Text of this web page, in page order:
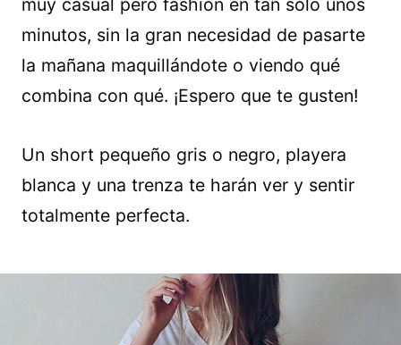
muy casual pero fashion en tan sólo unos
minutos, sin la gran necesidad de pasarte
la mañana maquillándote o viendo qué
combina con qué. ¡Espero que te gusten!
Un short pequeño gris o negro, playera
blanca y una trenza te harán ver y sentir
totalmente perfecta.